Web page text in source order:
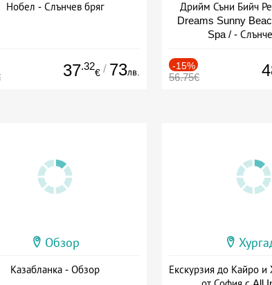
Нобел - Слънчев бряг
37.32
€ / 73лв.
Дрийм Съни Бийч
Dreams Sunny
Spa / -
-15%
56.75€
Обзор
Казабланка - Обзор
Екскурзия до Кайро и